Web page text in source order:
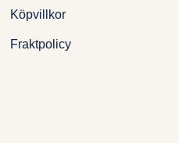
Köpvillkor
Fraktpolicy